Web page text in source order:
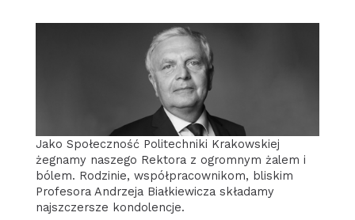
Jako Społeczność Politechniki Krakowskiej
żegnamy naszego Rektora z ogromnym żalem i
bólem. Rodzinie, współpracownikom, bliskim
Profesora Andrzeja Białkiewicza składamy
najszczersze kondolencje.